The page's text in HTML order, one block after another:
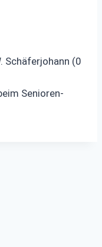
Schäferjohann (0
Senioren-